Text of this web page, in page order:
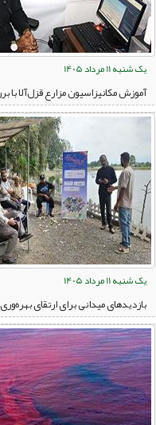
یک شنبه 11 مرداد 1405
آموزش مکانیزاسیون مزارع قزل‌آلا با
یک شنبه 11 مرداد 1405
بازدیدهای میدانی برای ارتقای